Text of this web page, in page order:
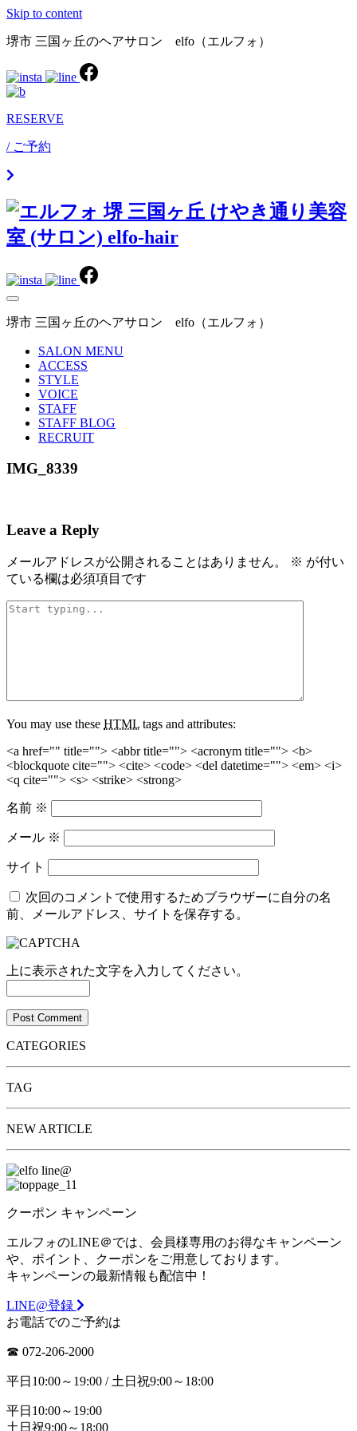
Skip to content
堺市 三国ヶ丘のヘアサロン elfo（エルフォ）
RESERVE
/ ご予約
堺市 三国ヶ丘のヘアサロン elfo（エルフォ）
SALON MENU
ACCESS
STYLE
VOICE
STAFF
STAFF BLOG
RECRUIT
IMG_8339
Leave a Reply
メールアドレスが公開されることはありません。 ※ が付い
ている欄は必須項目です
You may use these HTML tags and attributes:
<a href="" title=""> <abbr title=""> <acronym title=""> <b>
<blockquote cite=""> <cite> <code> <del datetime=""> <em> <i>
<q cite=""> <s> <strike> <strong>
名前 ※
メール ※
サイト
次回のコメントで使用するためブラウザーに自分の名
前、メールアドレス、サイトを保存する。
上に表示された文字を入力してください。
CATEGORIES
TAG
NEW ARTICLE
クーポン キャンペーン
エルフォのLINE＠では、会員様専用のお得なキャンペーン
や、ポイント、クーポンをご用意しております。
キャンペーンの最新情報も配信中！
LINE@登録
お電話でのご予約は
☎︎ 072-206-2000
平日10:00～19:00 / 土日祝9:00～18:00
平日10:00～19:00
土日祝9:00～18:00